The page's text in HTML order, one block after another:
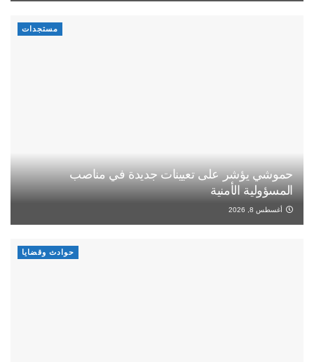
مستجدات
حموشي يؤشر على تعيينات جديدة في مناصب
المسؤولية الأمنية
أغسطس 8, 2026
حوادث وقضايا